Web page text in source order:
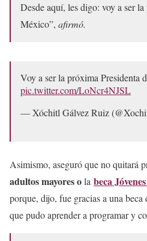
Desde aquí, les digo: voy a ser
México”, afirmó.
Voy a ser la próxima
pic.twitter.com/LoNcr4NJSL
— Xóchitl Gálvez Ruiz
Asimismo, aseguró que no quitará
adultos mayores ola beca
porque, dijo, fue gracias a una
que pudo aprender a programar y